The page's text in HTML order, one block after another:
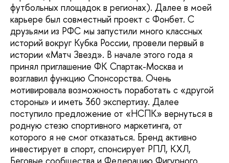
футбольных площадок в регионах). Далее в моей
карьере был совместный проект с Фонбет. С
друзьями из РФС мы запустили много классных
историй вокруг Кубка России, провели первый в
истории «Матч Звезд». В начале этого года я
принял приглашение ФК Спартак-Москва и
возглавил функцию Спонсорства. Очень
мотивировала возможность поработать с «другой
стороны» и иметь 360 экспертизу. Далее
поступило предложение от «НСПК» вернуться в
родную стезю спортивного маркетинга, от
которого я не смог отказаться. Бренд активно
инвестирует в спорт, спонсирует РПЛ, КХЛ,